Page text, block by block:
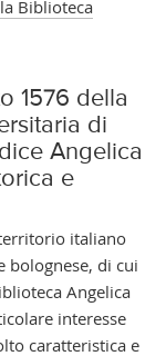
Biblioteca
1576 della
di
Angelica
e
italiano
bolognese, di cui
Angelica
interesse
caratteristica e